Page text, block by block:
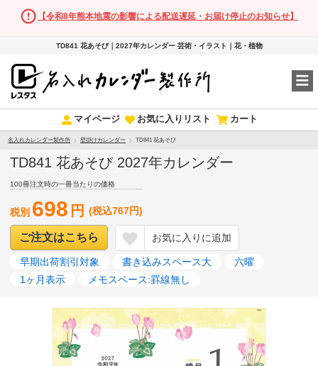
【令和8年熊本地震の影響による配送遅延・お届け停止のお知らせ】
TD841 花あそび｜2027年カレンダー 芸術・イラスト｜花・植物
マイページ お気に入りリスト カート
名入れカレンダー製作所 壁掛けカレンダー TD841 花あそび
TD841 花あそび 2027年カレンダー
100冊注文時の一冊当たりの価格
税別 698 円 (税込767円)
ご注文はこちら お気に入りに追加
早期出荷割引対象 書き込みスペース大
六曜
1ヶ月表示
メモスペース:罫線無し